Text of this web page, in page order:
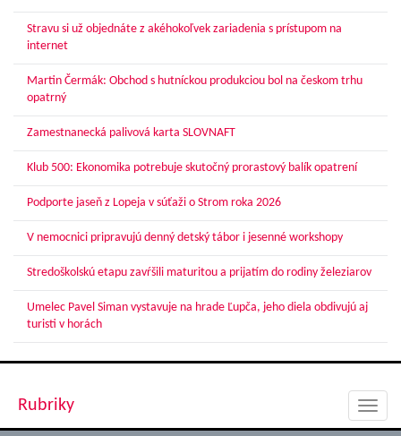
Stravu si už objednáte z akéhokoľvek zariadenia s prístupom na
internet
Martin Čermák: Obchod s hutníckou produkciou bol na českom trhu
opatrný
Zamestnanecká palivová karta SLOVNAFT
Klub 500: Ekonomika potrebuje skutočný prorastový balík opatrení
Podporte jaseň z Lopeja v súťaži o Strom roka 2026
V nemocnici pripravujú denný detský tábor i jesenné workshopy
Stredoškolskú etapu zavŕšili maturitou a prijatím do rodiny železiarov
Umelec Pavel Siman vystavuje na hrade Ľupča, jeho diela obdivujú aj
turisti v horách
Rubriky